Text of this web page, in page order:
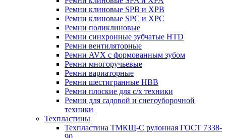
Ремни клиновые SPB и XPB
Ремни клиновые SPC и XPC
Ремни поликлиновые
Ремни синхронные зубчатые HTD
Ремни вентиляторные
Ремни AVX с формованным зубом
Ремни многоручьевые
Ремни вариаторные
Ремни шестигранные HBB
Ремни плоские для с/х техники
Ремни для садовой и снегоуборочной
техники
Техпластины
Техпластина ТМКЩ-С рулонная ГОСТ 7338-